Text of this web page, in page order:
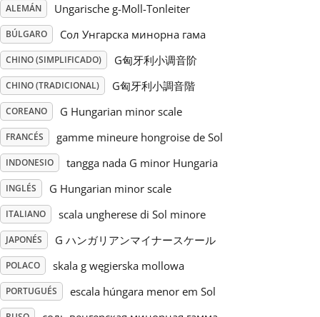
Русский
Svenska
Tiếng Việt
Türkçe
Українська
繁體中文
ALEMÁN Ungarische g-Moll-Tonleiter
BÚLGARO Сол Унгарска минорна гама
CHINO (SIMPLIFICADO) G匈牙利小调音阶
CHINO (TRADICIONAL) G匈牙利小調音階
COREANO G Hungarian minor scale
FRANCÉS gamme mineure hongroise de Sol
INDONESIO tangga nada G minor Hungaria
INGLÉS G Hungarian minor scale
ITALIANO scala ungherese di Sol minore
JAPONÉS G ハンガリアンマイナースケール
POLACO skala g węgierska mollowa
PORTUGUÉS escala húngara menor em Sol